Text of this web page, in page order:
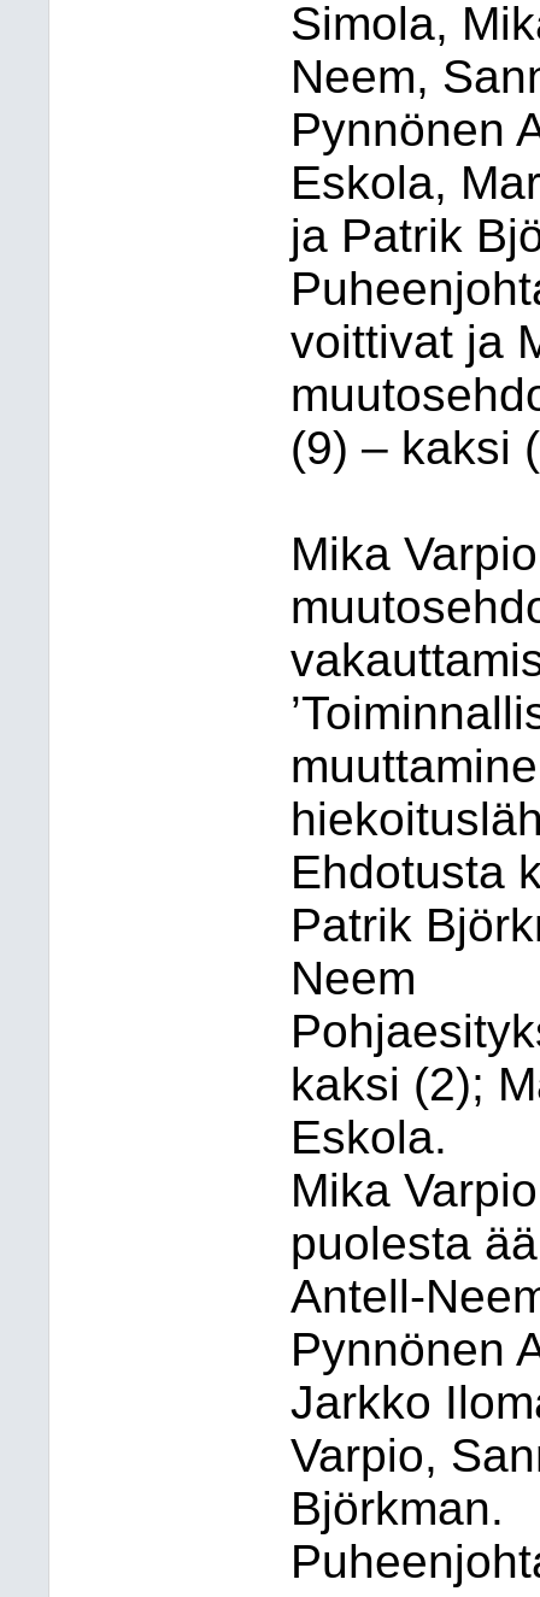
Simola,
Neem,
Pynnönen
Eskola,
ja Patrik
voittivat ja
(9) – kaksi
Mika
Ehdotusta
Patrik
Neem
kaksi (2);
Eskola.
Mika
puolesta
Antell-
Pynnönen
Jarkko
Varpio,
Björkman.